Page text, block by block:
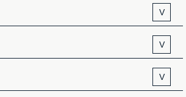
V
V
V